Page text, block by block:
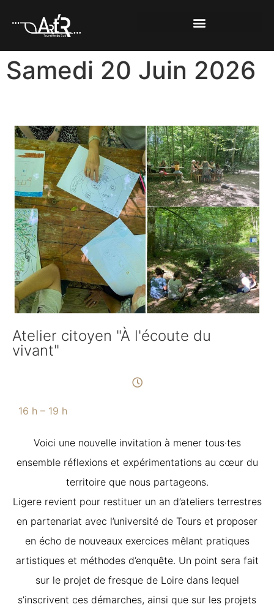
Samedi 20 Juin 2026
Atelier citoyen "À l'écoute du
vivant"
16 h – 19 h
Voici une nouvelle invitation à mener tous·tes
ensemble réflexions et expérimentations au cœur du
territoire que nous partageons.
Ligere revient pour restituer un an d’ateliers terrestres
en partenariat avec l’université de Tours et proposer
en écho de nouveaux exercices mêlant pratiques
artistiques et méthodes d’enquête. Un point sera fait
sur le projet de fresque de Loire dans lequel
s’inscrivent ces démarches, ainsi que sur les projets